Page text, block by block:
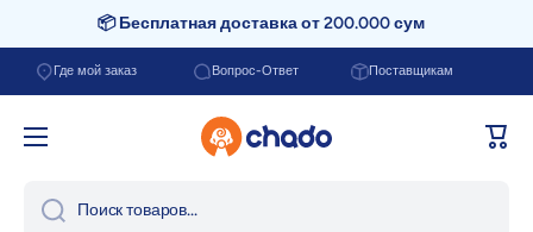
Перейти к содержанию
📦 Бесплатная доставка от 200.000 сум
Где мой заказ Вопрос-Ответ Поставщикам
Поиск товаров...